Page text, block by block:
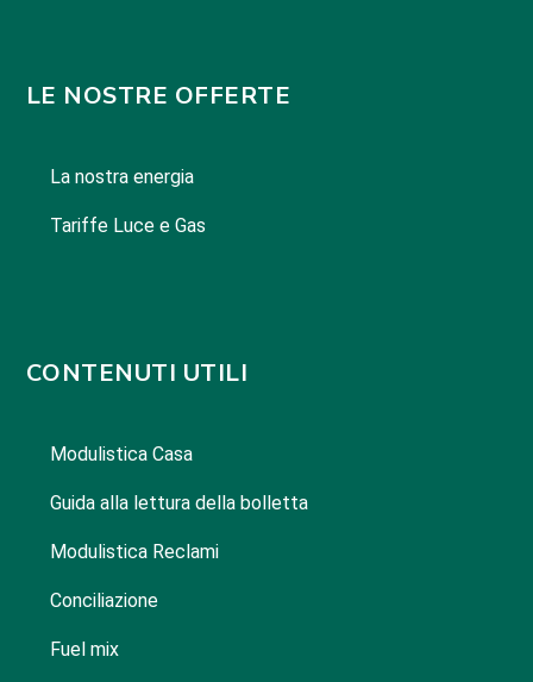
LE NOSTRE OFFERTE
La nostra energia
Tariffe Luce e Gas
CONTENUTI UTILI
Modulistica Casa
Guida alla lettura della bolletta
Modulistica Reclami
Conciliazione
Fuel mix